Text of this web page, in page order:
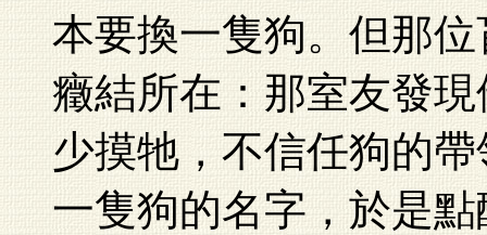
本要換一隻狗。但那
癥結所在：那室友發
少摸牠，不信任狗的
一隻狗的名字，於是